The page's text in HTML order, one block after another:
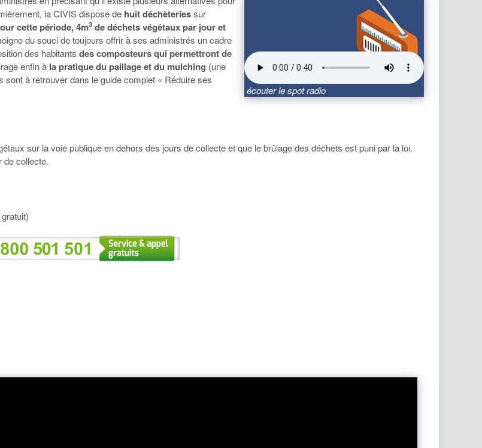
écouter le spot radio
la CIVIS dispose de huit déchèteriessur
cette période, 4m3 de déchets végétaux par jour et
du souci de toujours offrir à ses administrés un cadre
des habitants des composteurs qui permettront de
enfin à la pratique du paillage et du mulching (une
à retrouver dans le guide complet « Réduire ses
sur la voie publique en dehors des jours de collecte et que le brûlage des déchets est puni par la loi.
de collecte.